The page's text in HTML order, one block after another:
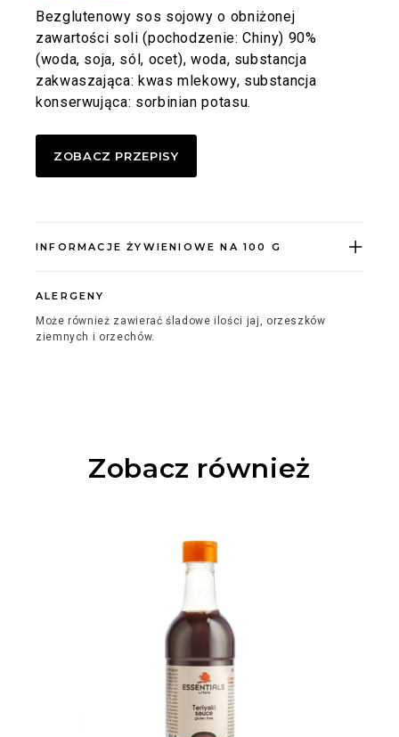
Bezglutenowy sos sojowy o obniżonej
zawartości soli (pochodzenie: Chiny) 90%
(woda, soja, sól, ocet), woda, substancja
zakwaszająca: kwas mlekowy, substancja
konserwująca: sorbinian potasu.
ZOBACZ PRZEPISY
INFORMACJE ŻYWIENIOWE NA 100 G
ALERGENY
Może również zawierać śladowe ilości jaj, orzeszków
ziemnych i orzechów.
Zobacz również